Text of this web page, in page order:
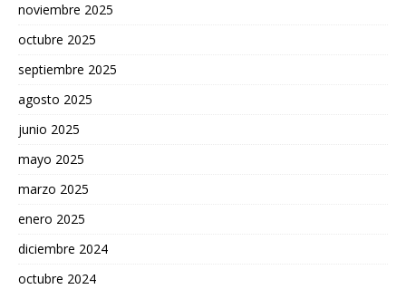
noviembre 2025
octubre 2025
septiembre 2025
agosto 2025
junio 2025
mayo 2025
marzo 2025
enero 2025
diciembre 2024
octubre 2024